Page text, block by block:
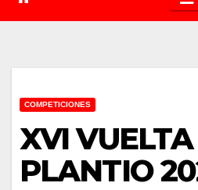
COMPETICIONES
XVI
PLANTIO